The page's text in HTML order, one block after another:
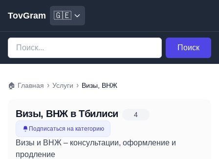
TovGram 🇬🇪
Поиск
🏠 Главная › Услуги › Визы, ВНЖ
Визы, ВНЖ в Тбилиси 4
Подписаться на категорию
Визы и ВНЖ – консультации, оформление и
продление